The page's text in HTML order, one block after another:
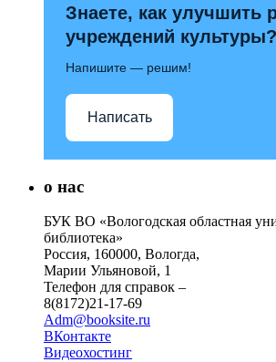
Знаете, как улучшить
учреждений культуры?
Напишите — решим!
Написать
о нас
БУК ВО «Вологодская областная
библиотека»
Россия, 160000, Вологда,
Марии Ульяновой, 1
Телефон для справок –
8(8172)21-17-69
Adm@booksite.ru
ВКонтакте
Видеохостинг